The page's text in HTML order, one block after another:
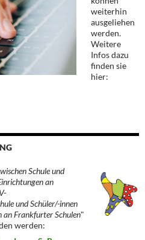
weiterhin
ausgeliehen
werden.
Weitere
Infos dazu
finden sie
hier:
Schule und
an
und Schüler/-innen
an Frankfurter Schulen"
werden: